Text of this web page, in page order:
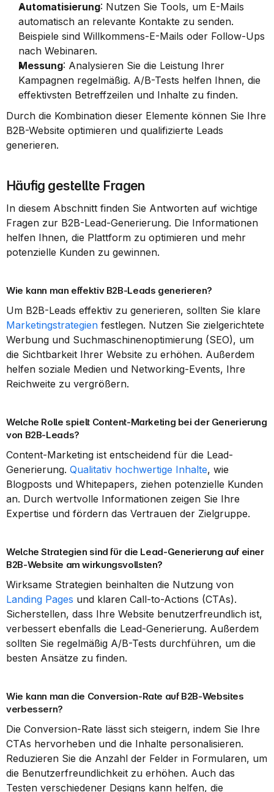
Automatisierung: Nutzen Sie Tools, um E-Mails
automatisch an relevante Kontakte zu senden.
Beispiele sind Willkommens-E-Mails oder Follow-Ups
nach Webinaren.
Messung: Analysieren Sie die Leistung Ihrer
Kampagnen regelmäßig. A/B-Tests helfen Ihnen, die
effektivsten Betreffzeilen und Inhalte zu finden.
Durch die Kombination dieser Elemente können Sie Ihre
B2B-Website optimieren und qualifizierte Leads
generieren.
Häufig gestellte Fragen
In diesem Abschnitt finden Sie Antworten auf wichtige
Fragen zur B2B-Lead-Generierung. Die Informationen
helfen Ihnen, die Plattform zu optimieren und mehr
potenzielle Kunden zu gewinnen.
Wie kann man effektiv B2B-Leads generieren?
Marketingstrategien festlegen. Nutzen Sie zielgerichtete
Werbung und Suchmaschinenoptimierung (SEO), um
die Sichtbarkeit Ihrer Website zu erhöhen. Außerdem
helfen soziale Medien und Networking-Events, Ihre
Reichweite zu vergrößern.
Welche Rolle spielt Content-Marketing bei der Generierung
von B2B-Leads?
Content-Marketing ist entscheidend für die Lead-
Generierung. Qualitativ hochwertige Inhalte, wie
Blogposts und Whitepapers, ziehen potenzielle Kunden
an. Durch wertvolle Informationen zeigen Sie Ihre
Expertise und fördern das Vertrauen der Zielgruppe.
Welche Strategien sind für die Lead-Generierung auf einer
B2B-Website am wirkungsvollsten?
Landing Pages und klaren Call-to-Actions (CTAs).
Sicherstellen, dass Ihre Website benutzerfreundlich ist,
verbessert ebenfalls die Lead-Generierung. Außerdem
sollten Sie regelmäßig A/B-Tests durchführen, um die
besten Ansätze zu finden.
Wie kann man die Conversion-Rate auf B2B-Websites
verbessern?
Die Conversion-Rate lässt sich steigern, indem Sie Ihre
CTAs hervorheben und die Inhalte personalisieren.
Reduzieren Sie die Anzahl der Felder in Formularen, um
die Benutzerfreundlichkeit zu erhöhen. Auch das
Testen verschiedener Designs kann helfen, die